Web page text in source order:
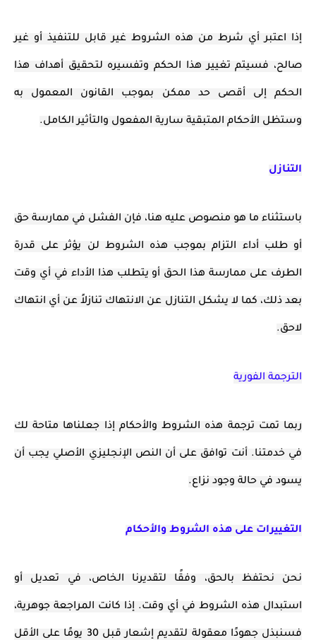
إذا اعتبر أي شرط من هذه الشروط غير قابل للتنفيذ أو غير
صالح، فسيتم تغيير هذا الحكم وتفسيره لتحقيق أهداف هذا
الحكم إلى أقصى حد ممكن بموجب القانون المعمول به
وستظل الأحكام المتبقية سارية المفعول والتأثير الكامل.
التنازل
باستثناء ما هو منصوص عليه هنا، فإن الفشل في ممارسة حق
أو طلب أداء التزام بموجب هذه الشروط لن يؤثر على قدرة
الطرف على ممارسة هذا الحق أو يتطلب هذا الأداء في أي وقت
بعد ذلك، كما لا يشكل التنازل عن الانتهاك تنازلاً عن أي انتهاك
لاحق.
الترجمة الفورية
ربما تمت ترجمة هذه الشروط والأحكام إذا جعلناها متاحة لك
في خدمتنا. أنت توافق على أن النص الإنجليزي الأصلي يجب أن
يسود في حالة وجود نزاع.
التغييرات على هذه الشروط والأحكام
نحن نحتفظ بالحق، وفقًا لتقديرنا الخاص، في تعديل أو
استبدال هذه الشروط في أي وقت. إذا كانت المراجعة جوهرية،
فسنبذل جهودًا معقولة لتقديم إشعار قبل 30 يومًا على الأقل